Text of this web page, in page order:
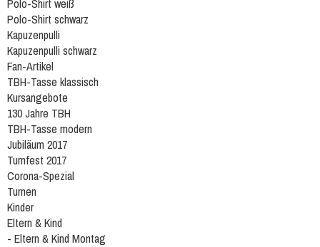
Polo-Shirt weiß
Polo-Shirt schwarz
Kapuzenpulli
Kapuzenpulli schwarz
Fan-Artikel
TBH-Tasse klassisch
Kursangebote
130 Jahre TBH
TBH-Tasse modern
Jubiläum 2017
Turnfest 2017
Corona-Spezial
Turnen
Kinder
Eltern & Kind
- Eltern & Kind Montag